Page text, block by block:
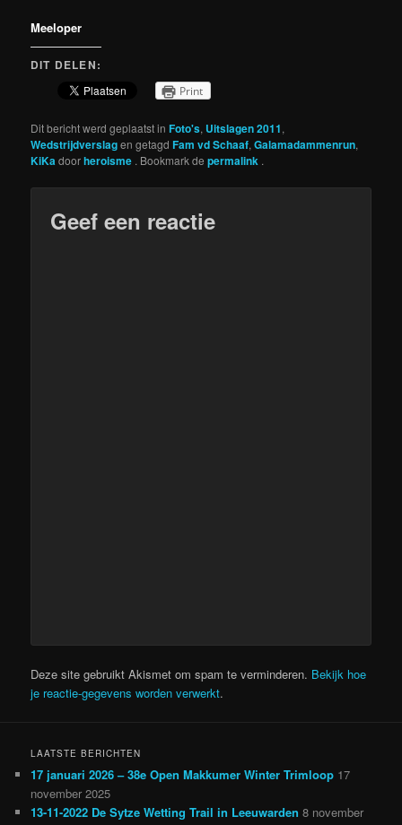
Meeloper
DIT DELEN:
Print
Dit bericht werd geplaatst inFoto's, Uitslagen 2011,
Wedstrijdverslagen getagdFam vd Schaaf,Galamadammenrun,
KiKadoorheroisme . Bookmark depermalink .
Geef een reactie
Deze site gebruikt Akismet om spam te verminderen. Bekijk hoe
je reactie-gegevens worden verwerkt.
LAATSTE BERICHTEN
17 januari 2026 – 38e Open Makkumer Winter Trimloop 17
november 2025
13-11-2022 De Sytze Wetting Trail in Leeuwarden 8 november